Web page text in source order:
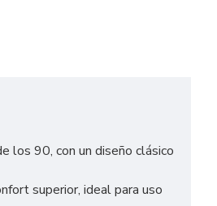
los 90, con un diseño clásico
superior, ideal para uso